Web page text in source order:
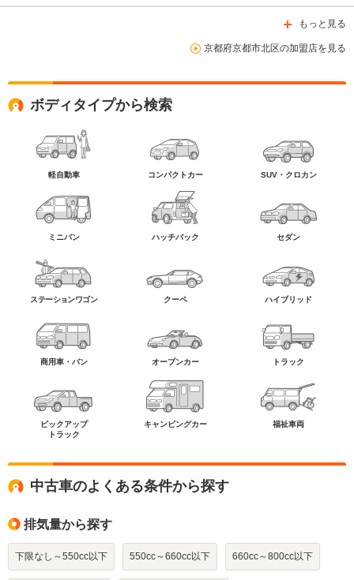
もっと見る
京都府京都市北区の加盟店を見る
ボディタイプから検索
軽自動車 コンパクトカー SUV・クロカン
ミニバン ハッチバック セダン
ステーションワゴン クーペ ハイブリッド
商用車・バン オープンカー トラック
ピックアップ
トラック
キャンピングカー 福祉車両
中古車のよくある条件から探す
排気量から探す
下限なし～550cc以下 550cc～660cc以下 660cc～800cc以下